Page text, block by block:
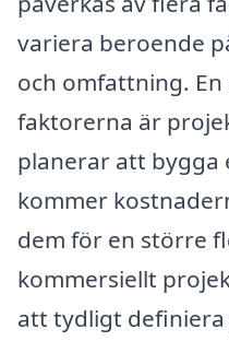
variera beroende
och omfattning.
faktorerna är
planerar att bygga
kommer
dem för en större
kommersiellt
att tydligt